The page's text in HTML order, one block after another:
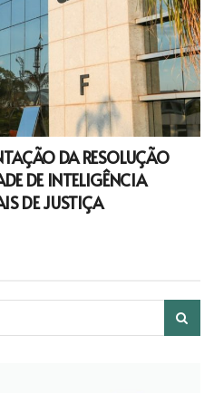
DA RESOLUÇÃO
DE INTELIGÊNCIA
DE JUSTIÇA